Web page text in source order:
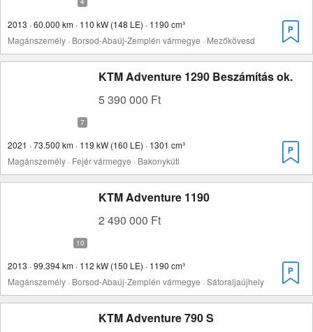
2013 · 60.000 km · 110 kW (148 LE) · 1190 cm³
Magánszemély · Borsod-Abaúj-Zemplén vármegye · Mezőkövesd
KTM Adventure 1290 Beszámítás ok.
5 390 000 Ft
2021 · 73.500 km · 119 kW (160 LE) · 1301 cm³
Magánszemély · Fejér vármegye · Bakonykúti
KTM Adventure 1190
2 490 000 Ft
2013 · 99.394 km · 112 kW (150 LE) · 1190 cm³
Magánszemély · Borsod-Abaúj-Zemplén vármegye · Sátoraljaújhely
KTM Adventure 790 S